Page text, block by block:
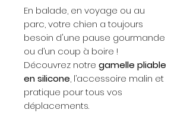
En balade, en voyage ou au
parc, votre chien a toujours
besoin d'une pause gourmande
ou d’un coup à boire !
Découvrez notre gamelle pliable
en silicone, l’accessoire malin et
pratique pour tous vos
déplacements.